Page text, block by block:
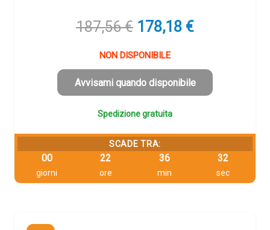
187,56€ Il
originale
era:
187,56 €.
178,18 €Il
è:
178,18 €.
NON DISPONIBILE
Avvisami quando disponibile
Spedizione gratuita
SCADE TRA:
00
giorni
22
ore
36
min
31
sec